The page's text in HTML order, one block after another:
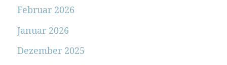
Februar 2026
Januar 2026
Dezember 2025